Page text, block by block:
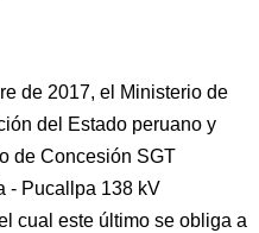
de 2017, el Ministerio de
del Estado peruano y
de Concesión SGT
- Pucallpa 138 kV
cual este último se obliga a